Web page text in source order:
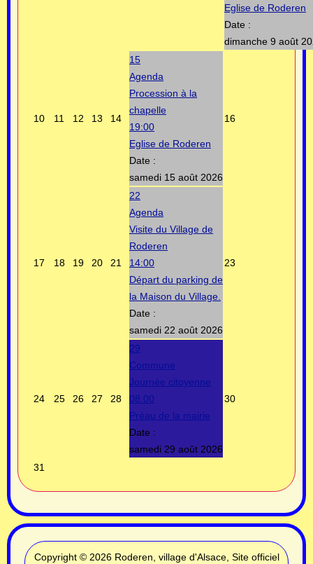
Eglise de Roderen
Date :
dimanche 9 août
10 11 12 13 14
15
Agenda
Procession à la
chapelle
19:00
Eglise de Roderen
Date :
samedi 15 août 2026
16
17 18 19 20 21
22
Agenda
Visite du Village de
Roderen
14:00
Départ du parking de
la Maison du Village.
Date :
samedi 22 août 2026
23
24 25 26 27 28
29
Commune
Journée citoyenne
08:00
Préau de la mairie
Date :
samedi 29 août 2026
30
31
Copyright © 2026 Roderen, village d'Alsace, Site officiel